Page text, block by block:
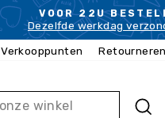
VOOR 22U
Dezelfde werkdag
Verkooppunten Retourneren